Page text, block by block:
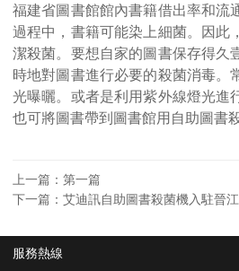
福建省圖書館館內書籍借出率和流
過程中，書籍可能染上細菌。因此
潔殺菌。要想自家的圖書保存得久
時地對圖書進行必要的殺菌消毒。
光曝曬。或者是利用紫外線燈光進
也可將圖書帶到圖書館用自助圖書
上一篇：第一篇
下一篇： 艾迪訊自助圖書殺菌機入駐晉
服務熱線